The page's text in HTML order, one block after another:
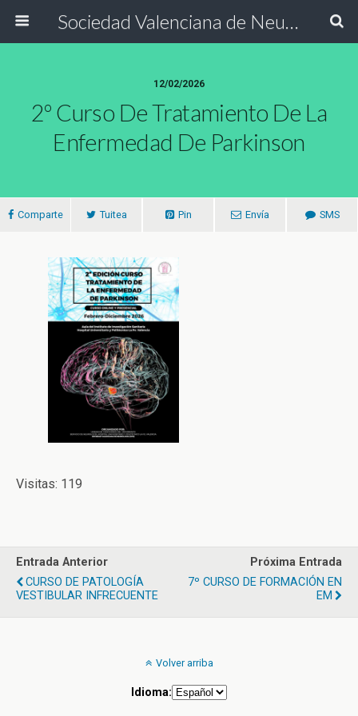
Sociedad Valenciana de Neurología
12/02/2026
2º Curso De Tratamiento De La
Enfermedad De Parkinson
Comparte Tuitea Pin Envía SMS
Visitas: 119
Entrada Anterior
CURSO DE PATOLOGÍA
VESTIBULAR INFRECUENTE
Próxima Entrada
7º CURSO DE FORMACIÓN EN
EM
Volver arriba
Idioma: